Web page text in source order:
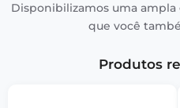
Disponibilizamos uma
que você
Produtos